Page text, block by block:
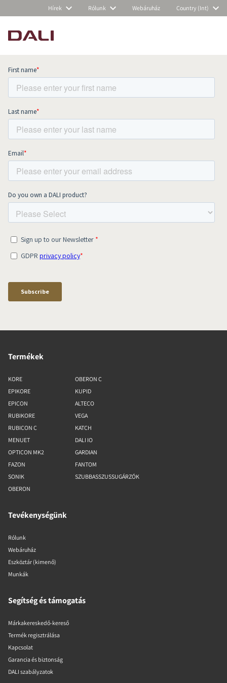
Hírek Rólunk Webáruház Country (Int)
Subscribe to our newsletter and stay
up to date with all news and events.
Termékek
KORE
EPIKORE
EPICON
RUBIKORE
RUBICON C
MENUET
OPTICON MK2
FAZON
SONIK
OBERON
OBERON C
KUPID
ALTECO
VEGA
KATCH
DALI IO
GARDIAN
FANTOM
SZUBBASSZUSSUGÁRZÓK
Tevékenységünk
Rólunk
Webáruház
Eszköztár (kimenő)
Munkák
Segítség és támogatás
Márkakereskedő-kereső
Termék regisztrálása
Kapcsolat
Garancia és biztonság
DALI szabályzatok